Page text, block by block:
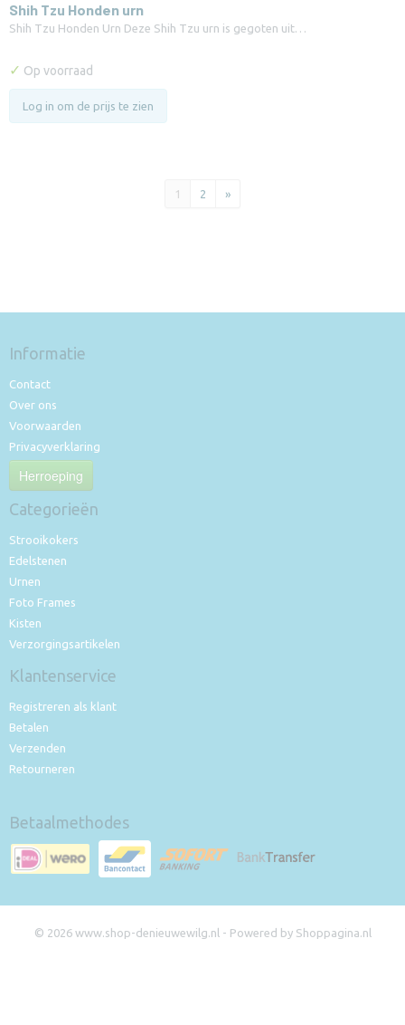
Shih Tzu Honden urn
Shih Tzu Honden Urn Deze Shih Tzu urn is gegoten uit…
✓ Op voorraad
Log in om de prijs te zien
1 2 »
Informatie
Contact
Over ons
Voorwaarden
Privacyverklaring
Herroeping
Categorieën
Strooikokers
Edelstenen
Urnen
Foto Frames
Kisten
Verzorgingsartikelen
Klantenservice
Registreren als klant
Betalen
Verzenden
Retourneren
Betaalmethodes
© 2026 www.shop-denieuwewilg.nl - Powered by Shoppagina.nl